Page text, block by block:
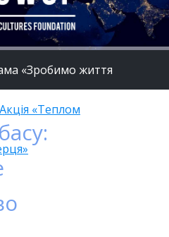
«Зробимо життя
Акція «Теплом